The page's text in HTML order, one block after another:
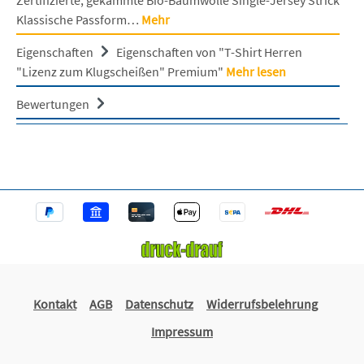
Klassische Passform… Mehr
Eigenschaften
Eigenschaften von "T-Shirt Herren
"Lizenz zum Klugscheißen" Premium" Mehr lesen
Bewertungen
Kontakt AGB Datenschutz
Widerrufsbelehrung
Impressum